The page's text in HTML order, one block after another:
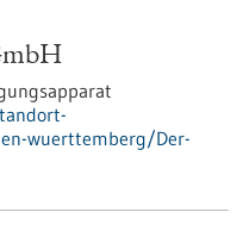
wuerttemberg/Der-